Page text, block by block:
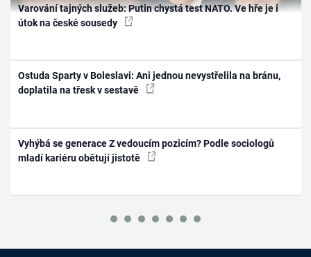
Varování tajných služeb: Putin chystá test NATO. Ve hře je i
útok na české sousedy
Ostuda Sparty v Boleslavi: Ani jednou nevystřelila na bránu,
doplatila na třesk v sestavě
Vyhýbá se generace Z vedoucím pozicím? Podle sociologů
mladí kariéru obětují jistotě